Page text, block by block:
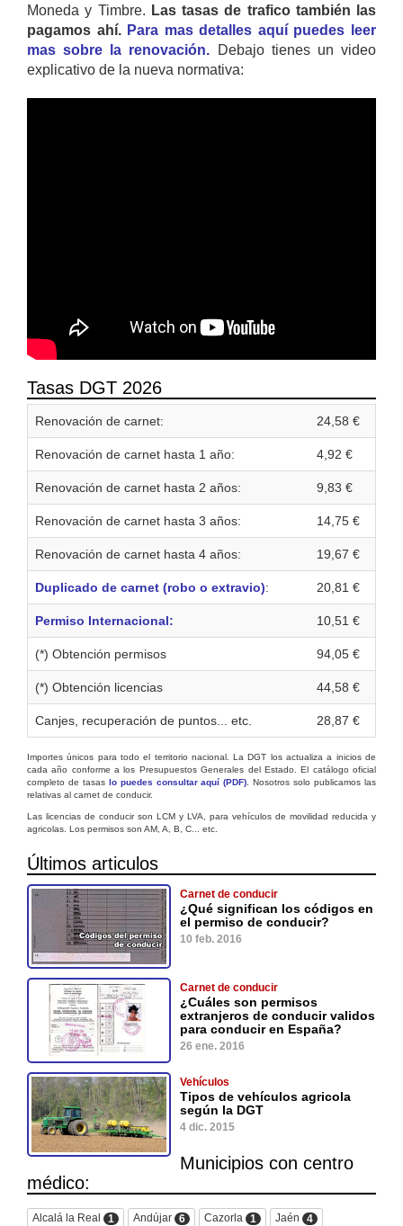
Moneda y Timbre. Las tasas de trafico también las
pagamos ahí. Para mas detalles aquí puedes leer
mas sobre la renovación. Debajo tienes un video
explicativo de la nueva normativa:
Tasas DGT 2026
Renovación de carnet: 24,58 €
Renovación de carnet hasta 1 año: 4,92 €
Renovación de carnet hasta 2 años: 9,83 €
Renovación de carnet hasta 3 años: 14,75 €
Renovación de carnet hasta 4 años: 19,67 €
Duplicado de carnet (robo o extravio): 20,81 €
Permiso Internacional: 10,51 €
(*) Obtención permisos 94,05 €
(*) Obtención licencias 44,58 €
Canjes, recuperación de puntos... etc. 28,87 €
Importes únicos para todo el territorio nacional. La DGT los actualiza a inicios de
cada año conforme a los Presupuestos Generales del Estado. El catálogo oficial
completo de tasas lo puedes consultar aquí (PDF) . Nosotros solo publicamos las
relativas al carnet de conducir.
Las licencias de conducir son LCM y LVA, para vehículos de movilidad reducida y
agricolas. Los permisos son AM, A, B, C... etc.
Últimos articulos
Carnet de conducir
¿Qué significan los códigos en
el permiso de conducir?
10 feb. 2016
Carnet de conducir
¿Cuáles son permisos
extranjeros de conducir validos
para conducir en España?
26 ene. 2016
Vehículos
Tipos de vehículos agricola
según la DGT
4 dic. 2015
Municipios con centro
médico:
Alcalá la Real 1 Andújar 6 Cazorla 1 Jaén
4